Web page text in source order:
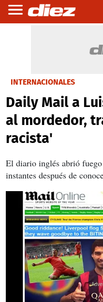
INTERNACIONALES
Daily Mail a
al mordedor,
racista'
El diario inglés abrió
instantes después de